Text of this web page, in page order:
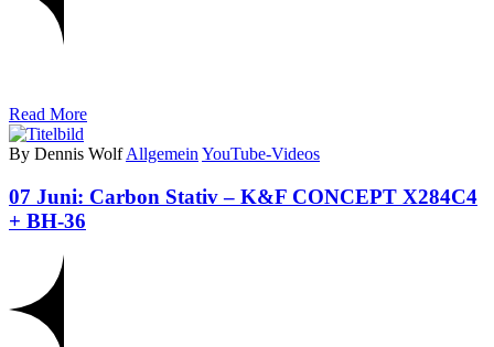
Read More
By Dennis Wolf Allgemein YouTube-Videos
07 Juni: Carbon Stativ – K&F CONCEPT X284C4
+ BH-36